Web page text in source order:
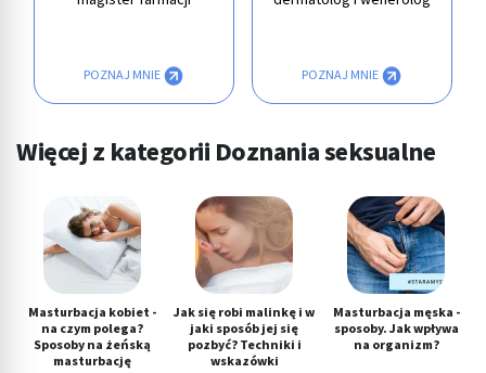
POZNAJ MNIE POZNAJ MNIE
Więcej z kategorii Doznania seksualne
Masturbacja kobiet -
na czym polega?
Sposoby na żeńską
masturbację
Jak się robi malinkę i w
jaki sposób jej się
pozbyć? Techniki i
wskazówki
Masturbacja męska -
sposoby. Jak wpływa
na organizm?